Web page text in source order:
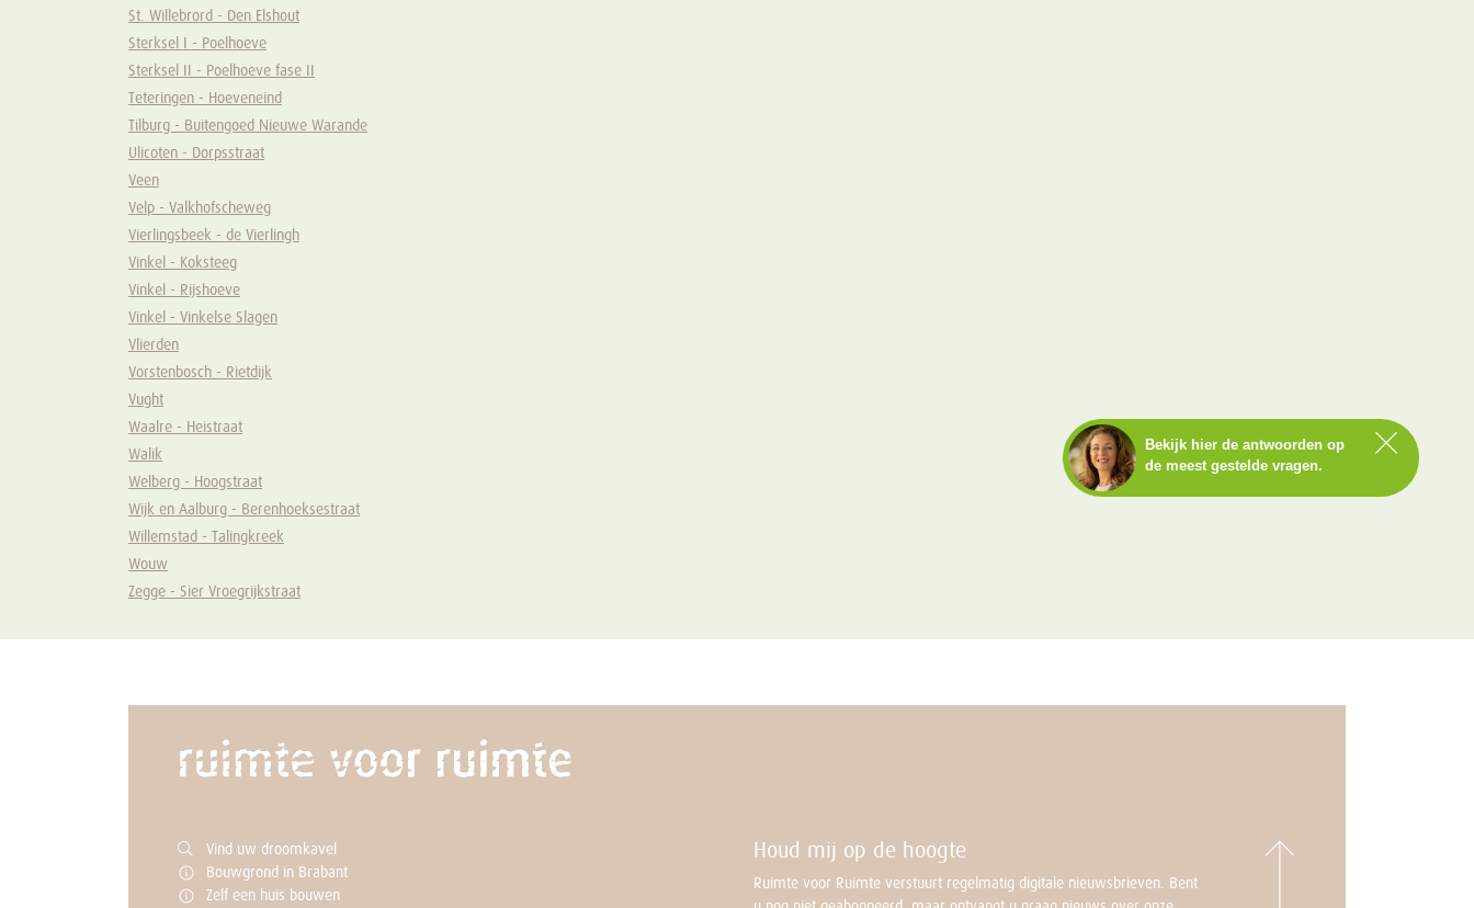
Bekijk hier de antwoorden op
de meest gestelde vragen.
St. Willebrord - Den Elshout
Sterksel I - Poelhoeve
Sterksel II - Poelhoeve fase II
Teteringen - Hoeveneind
Tilburg - Buitengoed Nieuwe Warande
Ulicoten - Dorpsstraat
Veen
Velp - Valkhofscheweg
Vierlingsbeek - de Vierlingh
Vinkel - Koksteeg
Vinkel - Rijshoeve
Vinkel - Vinkelse Slagen
Vlierden
Vorstenbosch - Rietdijk
Vught
Waalre - Heistraat
Walik
Welberg - Hoogstraat
Wijk en Aalburg - Berenhoeksestraat
Willemstad - Talingkreek
Wouw
Zegge - Sier Vroegrijkstraat
Vind uw droomkavel
Bouwgrond in Brabant
Zelf een huis bouwen
Houd mij op de hoogte
Ruimte voor Ruimte verstuurt regelmatig digitale nieuwsbrieven. Bent